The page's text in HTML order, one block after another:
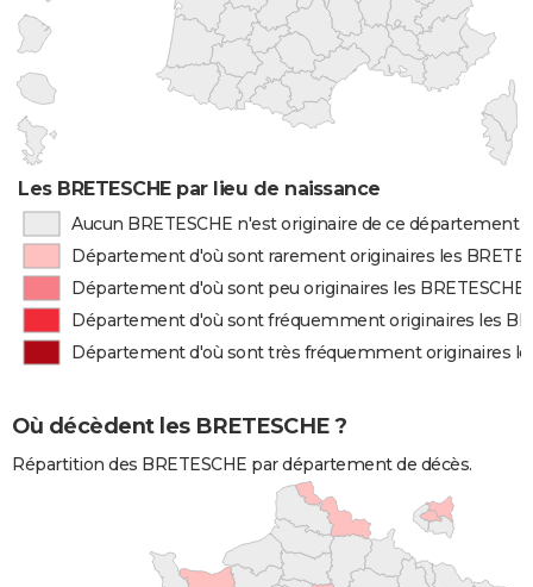
Les BRETESCHE par lieu de naissance
Aucun BRETESCHE n'est originaire de ce département
Département d'où sont rarement originaires les
Département d'où sont peu originaires les BRETESCHE
Département d'où sont fréquemment originaires les
Département d'où sont très fréquemment originaires
Où décèdent les BRETESCHE ?
Répartition des BRETESCHE par département de décès.